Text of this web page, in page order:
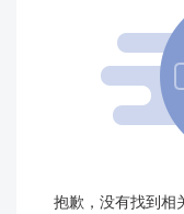
抱歉，没有找到相